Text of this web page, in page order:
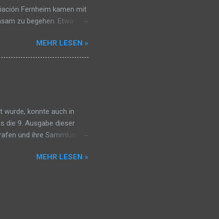
Fernheim kamen mit
zu begehen. Etwa
die mit fröhlichen
mitzubringen,
unkomplizierte
Unterhaltung für alle
MEHR LESEN »
wurde, konnte auch in
die 9. Ausgabe dieser
und ihre Sammlungen
Vielfalt reichte von kleinen
Fernheimer-
MEHR LESEN »